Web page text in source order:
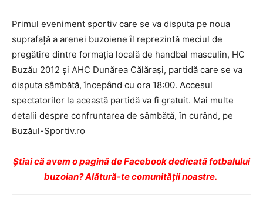
Primul eveniment sportiv care se va disputa pe noua
suprafaţă a arenei buzoiene îl reprezintă meciul de
pregătire dintre formaţia locală de handbal masculin, HC
Buzău 2012 şi AHC Dunărea Călăraşi, partidă care se va
disputa sâmbătă, începând cu ora 18:00. Accesul
spectatorilor la această partidă va fi gratuit. Mai multe
detalii despre confruntarea de sâmbătă, în curând, pe
Buzăul-Sportiv.ro
Ştiai că avem o pagină de Facebook dedicată fotbalului
buzoian? Alătură-te comunității noastre.